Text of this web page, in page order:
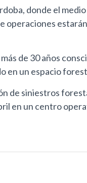
donde el
operaciones
de 30 años
en un espacio
de siniestros
en un centro